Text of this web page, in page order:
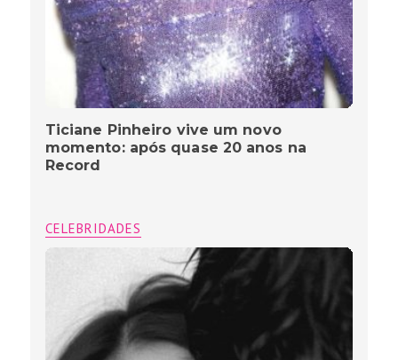
Ticiane Pinheiro vive um novo
momento: após quase 20 anos na
Record
CELEBRIDADES